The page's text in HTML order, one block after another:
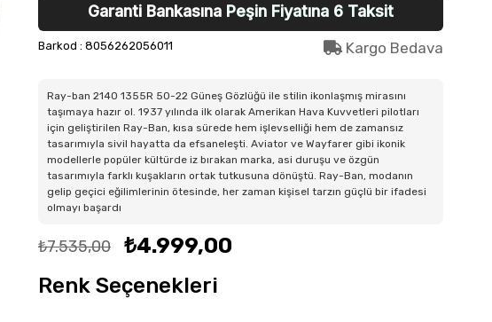
Garanti Bankasına Peşin Fiyatına 6 Taksit
Barkod : 8056262056011 Kargo Bedava
Ray-ban 2140 1355R 50-22 Güneş Gözlüğü ile stilin ikonlaşmış mirasını
taşımaya hazır ol. 1937 yılında ilk olarak Amerikan Hava Kuvvetleri pilotları
için geliştirilen Ray-Ban, kısa sürede hem işlevselliği hem de zamansız
tasarımıyla sivil hayatta da efsaneleşti. Aviator ve Wayfarer gibi ikonik
modellerle popüler kültürde iz bırakan marka, asi duruşu ve özgün
tasarımıyla farklı kuşakların ortak tutkusuna dönüştü. Ray-Ban, modanın
gelip geçici eğilimlerinin ötesinde, her zaman kişisel tarzın güçlü bir ifadesi
olmayı başardı
₺7.535,00
₺4.999,00
Renk Seçenekleri